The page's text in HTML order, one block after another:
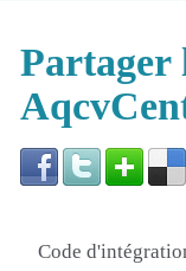
Partager
Code